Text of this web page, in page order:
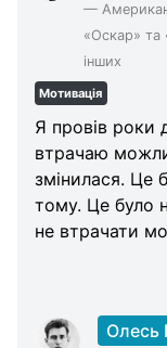
—
«Оскар» та
інших
Мотивація
Я провів роки
втрачаю
змінилася. Це
тому. Це було
не втрачати
Олесь